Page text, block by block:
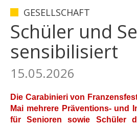
GESELLSCHAFT
Schüler und
sensibilisiert
15.05.2026
Die Carabinieri von
Mai mehrere Präventions- und
für Senioren sowie Schüler